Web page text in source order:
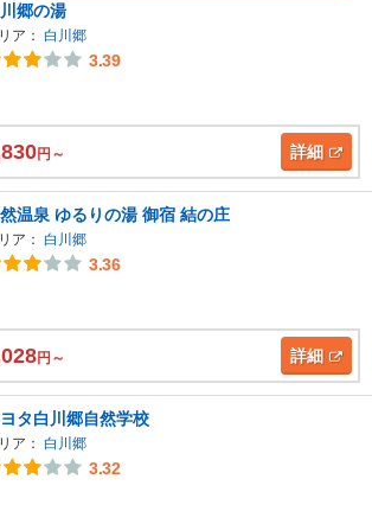
郷の湯
ア： 白川郷
3.39
円～ 詳細
温泉 ゆるりの湯 御宿 結の庄
ア： 白川郷
3.36
円～ 詳細
ヨタ白川郷自然学校
ア： 白川郷
3.32